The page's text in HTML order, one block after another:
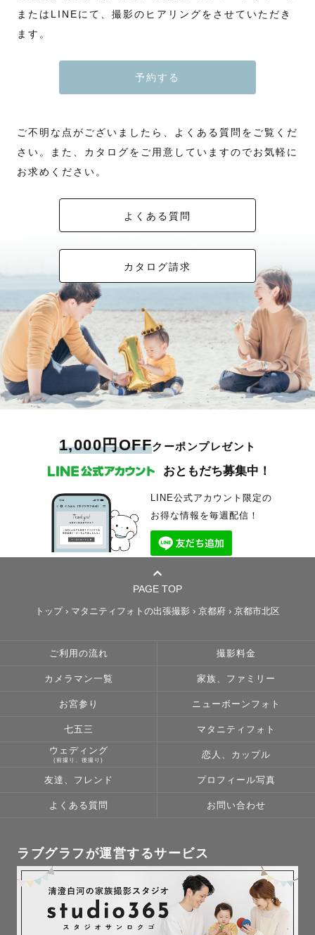
またはLINEにて、撮影のヒアリングをさせていただき
ます。
予約する
ご不明な点がございましたら、よくある質問をご覧くだ
さい。また、カタログをご用意していますのでお気軽に
お求めください。
よくある質問
カタログ請求
1,000円OFFクーポンプレゼント
おともだち募集中！
LINE公式アカウント限定の
お得な情報を毎週配信！
PAGE TOP
トップ › マタニティフォトの出張撮影 › 京都府 › 京都市北区
ご利用の流れ 撮影料金
カメラマン一覧 家族、ファミリー
お宮参り ニューボーンフォト
七五三 マタニティフォト
ウェディング
(前撮り、後撮り)
恋人、カップル
友達、フレンド プロフィール写真
よくある質問 お問い合わせ
ラブグラフが運営するサービス